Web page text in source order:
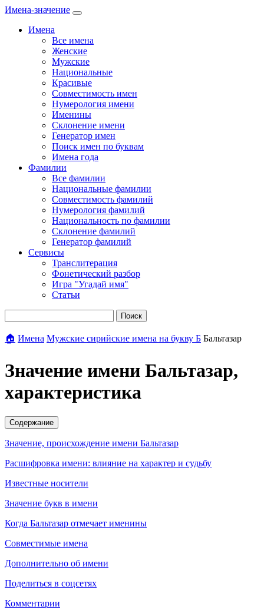
Имена-значение
Имена
Все имена
Женские
Мужские
Национальные
Красивые
Совместимость имен
Нумерология имени
Именины
Склонение имени
Генератор имен
Поиск имен по буквам
Имена года
Фамилии
Все фамилии
Национальные фамилии
Совместимость фамилий
Нумерология фамилий
Национальность по фамилии
Склонение фамилий
Генератор фамилий
Сервисы
Транслитерация
Фонетический разбор
Игра "Угадай имя"
Статьи
Поиск
🏠 Имена Мужские сирийские имена на букву Б Бальтазар
Значение имени Бальтазар,
характеристика
Содержание
Значение, происхождение имени Бальтазар
Расшифровка имени: влияние на характер и судьбу
Известные носители
Значение букв в имени
Когда Бальтазар отмечает именины
Совместимые имена
Дополнительно об имени
Поделиться в соцсетях
Комментарии